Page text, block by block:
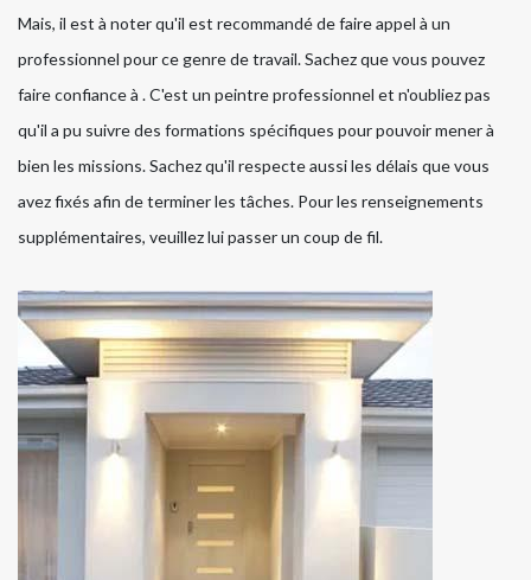
Mais, il est à noter qu'il est recommandé de faire appel à un
professionnel pour ce genre de travail. Sachez que vous pouvez
faire confiance à . C'est un peintre professionnel et n'oubliez pas
qu'il a pu suivre des formations spécifiques pour pouvoir mener à
bien les missions. Sachez qu'il respecte aussi les délais que vous
avez fixés afin de terminer les tâches. Pour les renseignements
supplémentaires, veuillez lui passer un coup de fil.